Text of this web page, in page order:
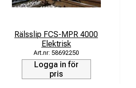
Rälsslip FCS-MPR 4000
Elektrisk
58692250
Logga in för
pris